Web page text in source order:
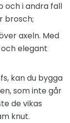
och i andra fall
brosch;
axeln. Med
elegant
kan du bygga
som inte går
de vikas
knut.